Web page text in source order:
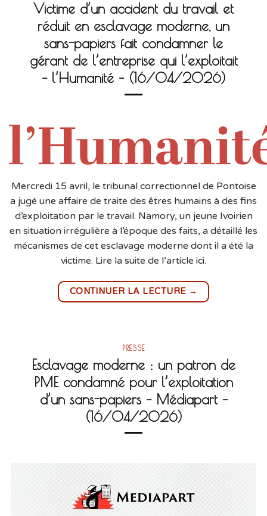
Victime d’un accident du travail et
réduit en esclavage moderne, un
sans-papiers fait condamner le
gérant de l’entreprise qui l’exploitait
– l’Humanité – (16/04/2026)
Mercredi 15 avril, le tribunal correctionnel de Pontoise
a jugé une affaire de traite des êtres humains à des fins
d’exploitation par le travail. Namory, un jeune Ivoirien
en situation irrégulière à l’époque des faits, a détaillé les
mécanismes de cet esclavage moderne dont il a été la
victime. Lire la suite de l’article ici.
CONTINUER LA LECTURE →
PRESSE
Esclavage moderne : un patron de
PME condamné pour l’exploitation
d’un sans-papiers – Médiapart –
(16/04/2026)